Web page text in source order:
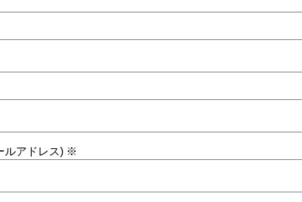
ルアドレス) ※